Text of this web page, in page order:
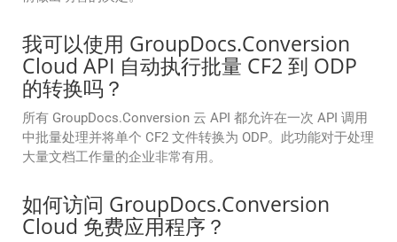
我可以使用 GroupDocs.Conversion
Cloud API 自动执行批量 CF2 到 ODP
的转换吗？
所有 GroupDocs.Conversion 云 API 都允许在一次 API 调用
中批量处理并将单个 CF2 文件转换为 ODP。此功能对于处理
大量文档工作量的企业非常有用。
如何访问 GroupDocs.Conversion
Cloud 免费应用程序？